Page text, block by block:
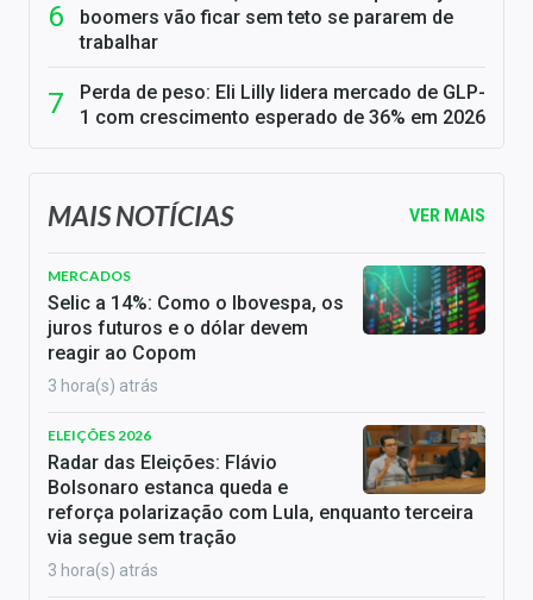
boomers vão ficar sem teto se pararem de
trabalhar
Perda de peso: Eli Lilly lidera mercado de GLP-
1 com crescimento esperado de 36% em 2026
MAIS NOTÍCIAS VER MAIS
MERCADOS
Selic a 14%: Como o Ibovespa, os
juros futuros e o dólar devem
reagir ao Copom
3 hora(s) atrás
ELEIÇÕES 2026
Radar das Eleições: Flávio
Bolsonaro estanca queda e
reforça polarização com Lula, enquanto terceira
via segue sem tração
3 hora(s) atrás